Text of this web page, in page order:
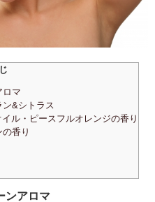
ロマ
&シトラス
ル・ピースフルオレンジの香り
香り
ンアロマ